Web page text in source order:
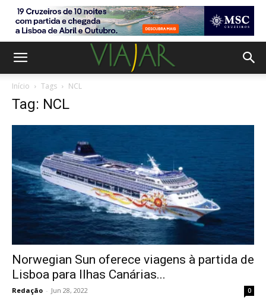
Início Tags NCL
Tag: NCL
Norwegian Sun oferece viagens à partida de
Lisboa para Ilhas Canárias...
Redação - Jun 28, 2022 0